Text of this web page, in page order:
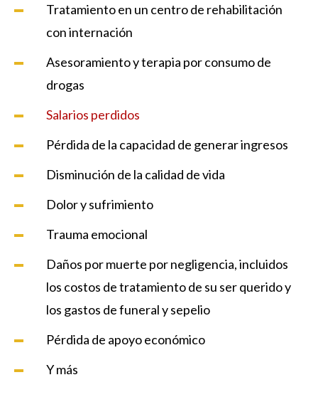
Tratamiento en un centro de rehabilitación
con internación
Asesoramiento y terapia por consumo de
drogas
Salarios perdidos
Pérdida de la capacidad de generar ingresos
Disminución de la calidad de vida
Dolor y sufrimiento
Trauma emocional
Daños por muerte por negligencia, incluidos
los costos de tratamiento de su ser querido y
los gastos de funeral y sepelio
Pérdida de apoyo económico
Y más